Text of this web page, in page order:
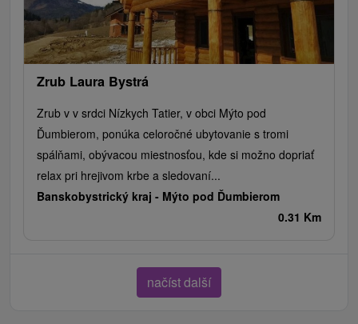
Zrub Laura Bystrá
Zrub v v srdci Nízkych Tatier, v obci Mýto pod
Ďumbierom, ponúka celoročné ubytovanie s tromi
spálňami, obývacou miestnosťou, kde si možno dopriať
relax pri hrejivom krbe a sledovaní...
Banskobystrický kraj - Mýto pod Ďumbierom
0.31 Km
načíst další